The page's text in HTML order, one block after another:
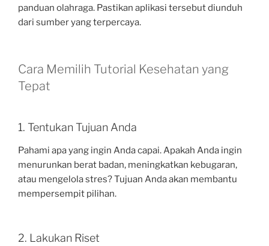
panduan olahraga. Pastikan aplikasi tersebut diunduh
dari sumber yang terpercaya.
Cara Memilih Tutorial Kesehatan yang
Tepat
1. Tentukan Tujuan Anda
Pahami apa yang ingin Anda capai. Apakah Anda ingin
menurunkan berat badan, meningkatkan kebugaran,
atau mengelola stres? Tujuan Anda akan membantu
mempersempit pilihan.
2. Lakukan Riset